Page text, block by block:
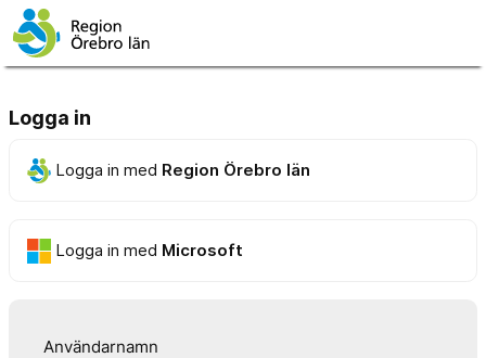
Logga in
Logga in med Region Örebro län
Logga in med Microsoft
Användarnamn